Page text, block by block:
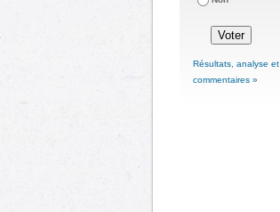
Résultats, analyse et
commentaires »